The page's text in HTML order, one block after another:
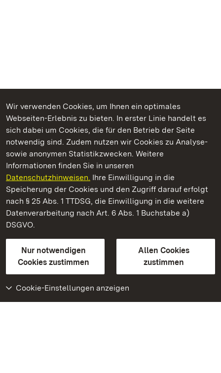
Wir verwenden Cookies, um Ihnen ein optimales
Webseiten-Erlebnis zu bieten. In erster Linie handelt es
sich dabei um Cookies, die für den Betrieb der Seite
notwendig sind. Zudem nutzen wir Cookies zu Analyse-
sowie anonymen Statistikzwecken. Weitere
Informationen finden Sie in unseren
Datenschutzhinweisen. Ihre Einwilligung in die
Speicherung der Cookies und den Zugriff darauf erfolgt
nach § 25 Abs. 1 TTDSG, die Einwilligung in die weitere
Datenverarbeitung nach Art. 6 Abs. 1 Buchstabe a)
DSGVO.
Nur notwendigen
Cookies zustimmen
Allen Cookies
zustimmen
Cookie-Einstellungen anzeigen
Kommen. Staunen. Genießen.
Schloss und Schlossgarten Weikersheim
Staatliche Schlösser und Gärten Baden-Württemberg
Kontakt
GebärdenspracheLeichte Sprache
Erklärung zur Barrierefreiheit
BITV-konform (geprüfte Seiten)
Weiteres